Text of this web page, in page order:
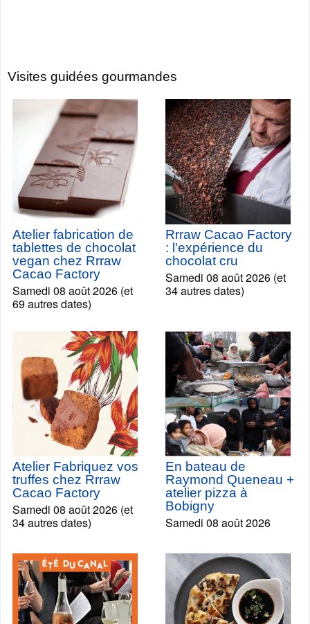
Visites guidées gourmandes
Atelier fabrication de
tablettes de chocolat
vegan chez Rrraw
Cacao Factory
Samedi 08 août 2026 (et
69 autres dates)
Rrraw Cacao Factory
: l'expérience du
chocolat cru
Samedi 08 août 2026 (et
34 autres dates)
Atelier Fabriquez vos
truffes chez Rrraw
Cacao Factory
Samedi 08 août 2026 (et
34 autres dates)
En bateau de
Raymond Queneau +
atelier pizza à
Bobigny
Samedi 08 août 2026